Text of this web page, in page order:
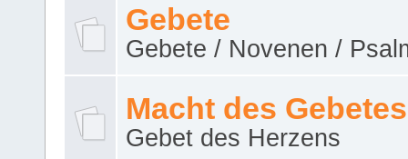
Gebete
Gebete / Novenen /
Macht des Gebetes
Gebet des Herzens